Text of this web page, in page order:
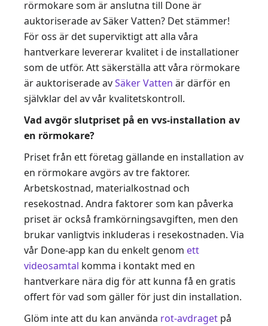
rörmokare som är anslutna till Done är
auktoriserade av Säker Vatten? Det stämmer!
För oss är det superviktigt att alla våra
hantverkare levererar kvalitet i de installationer
som de utför. Att säkerställa att våra rörmokare
är auktoriserade avSäker Vatten är därför en
självklar del av vår kvalitetskontroll.
Vad avgör slutpriset på en vvs-installation av
en rörmokare?
Priset från ett företag gällande en installation av
en rörmokare avgörs av tre faktorer.
Arbetskostnad, materialkostnad och
resekostnad. Andra faktorer som kan påverka
priset är också framkörningsavgiften, men den
brukar vanligtvis inkluderas i resekostnaden. Via
vår Done-app kan du enkelt genom ett
videosamtal komma i kontakt med en
hantverkare nära dig för att kunna få en gratis
offert för vad som gäller för just din installation.
Glöm inte att du kan använda rot-avdraget på